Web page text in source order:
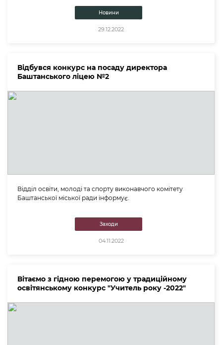
Новини
29.12.2022
Відбувся конкурс на посаду директора
Баштанського ліцею №2
Відділ освіти, молоді та спорту виконавчого комітету
Баштанської міської ради інформує.
Заходи
04.11.2022
Вітаємо з гідною перемогою у традиційному
освітянському конкурс "Учитель року -2022"